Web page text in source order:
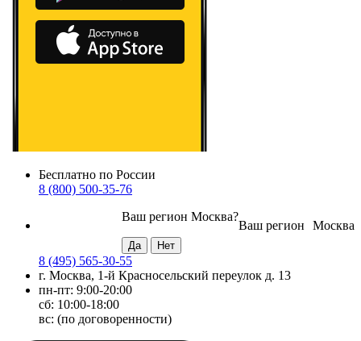
Бесплатно по России
8 (800) 500-35-76
Москва
Ваш регион
Ваш регион Москва?
8 (495) 565-30-55
г. Москва, 1-й Красносельский переулок д. 13
пн-пт: 9:00-20:00
сб: 10:00-18:00
вс: (по договоренности)